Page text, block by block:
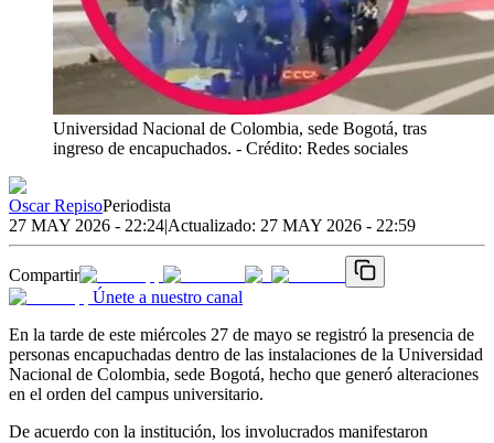
Universidad Nacional de Colombia, sede Bogotá, tras
ingreso de encapuchados. - Crédito: Redes sociales
Oscar RepisoPeriodista
27 MAY 2026 - 22:24|Actualizado: 27 MAY 2026 - 22:59
Compartir
Únete a nuestro canal
En la tarde de este miércoles 27 de mayo se registró la presencia de
personas encapuchadas dentro de las instalaciones de la Universidad
Nacional de Colombia, sede Bogotá, hecho que generó alteraciones
en el orden del campus universitario.
De acuerdo con la institución, los involucrados manifestaron